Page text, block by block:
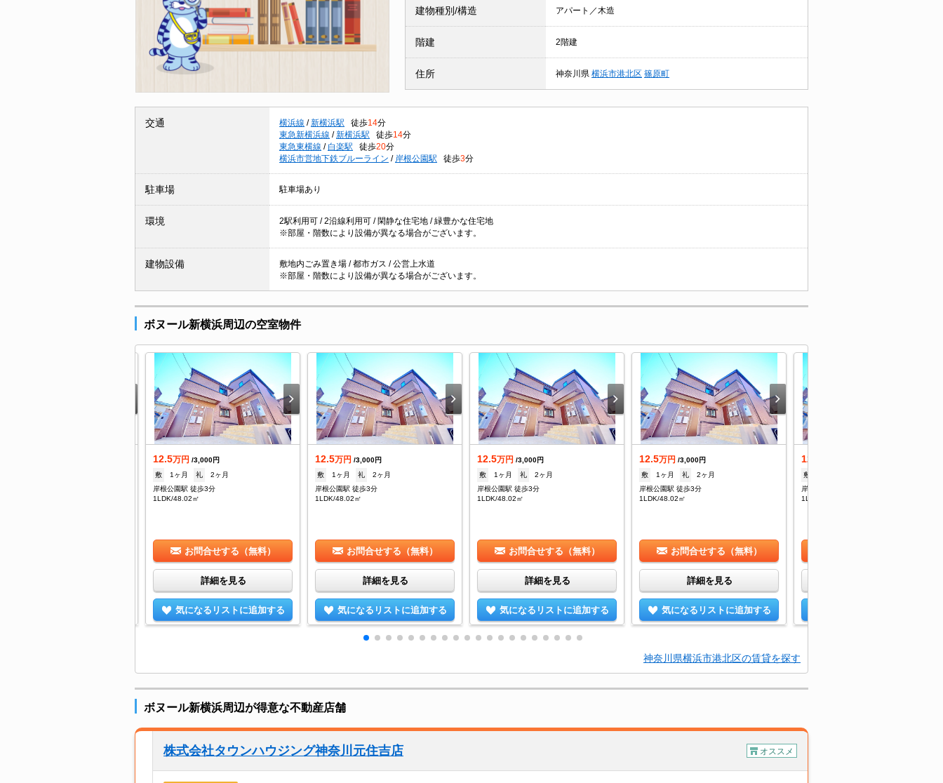
建物種別/構造 アパート／木造
階建 2階建
住所 神奈川県 横浜市港北区 篠原町
交通 横浜線 / 新横浜駅 徒歩14分
東急新横浜線 / 新横浜駅 徒歩14分
東急東横線 / 白楽駅 徒歩20分
横浜市営地下鉄ブルーライン / 岸根公園駅 徒歩3分
駐車場 駐車場あり
環境
2駅利用可 / 2沿線利用可 / 閑静な住宅地 / 緑豊かな住宅地
※部屋・階数により設備が異なる場合がございます。
建物設備
敷地内ごみ置き場 / 都市ガス / 公営上水道
※部屋・階数により設備が異なる場合がございます。
ボヌール新横浜周辺の空室物件
12.5万円 /3,000円
敷
1ヶ月 礼
2ヶ月
岸根公園駅 徒歩3分
1LDK/48.02㎡
お問合せする（無料）
詳細を見る
気になるリストに追加する
12.5万円 /3,000円
敷
1ヶ月 礼
2ヶ月
岸根公園駅 徒歩3分
1LDK/48.02㎡
お問合せする（無料）
詳細を見る
気になるリストに追加する
12.5万円 /3,000円
敷
1ヶ月 礼
2ヶ月
岸根公園駅 徒歩3分
1LDK/48.02㎡
お問合せする（無料）
詳細を見る
気になるリストに追加する
12.5万円 /3,000円
敷
1ヶ月 礼
2ヶ月
岸根公園駅 徒歩3分
1LDK/48.02㎡
お問合せする（無料）
詳細を見る
気になるリストに追加する
12.5
敷
岸根公園駅 徒歩3分
1LDK/48.02㎡
神奈川県横浜市港北区の賃貸を探す
ボヌール新横浜周辺が得意な不動産店舗
株式会社タウンハウジング神奈川元住吉店 オススメ